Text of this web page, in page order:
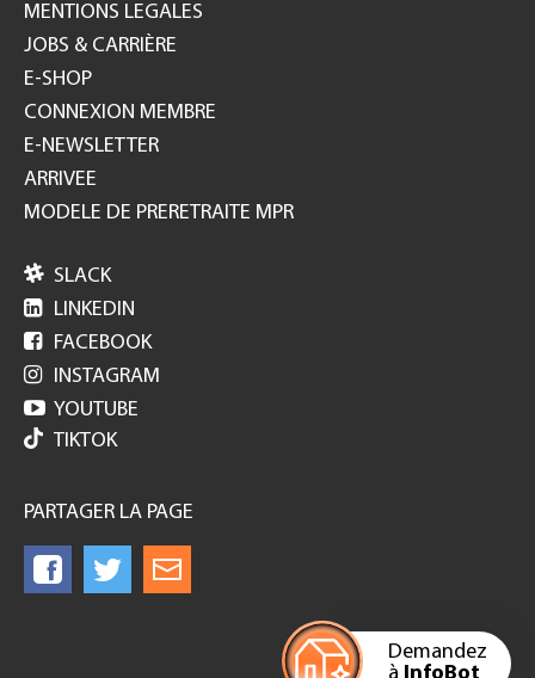
Demandez
à InfoBot
MENTIONS LEGALES
JOBS & CARRIÈRE
E-SHOP
CONNEXION MEMBRE
E-NEWSLETTER
ARRIVEE
MODELE DE PRERETRAITE MPR
 SLACK
 LINKEDIN
 FACEBOOK
 INSTAGRAM
 YOUTUBE
TIKTOK
PARTAGER LA PAGE